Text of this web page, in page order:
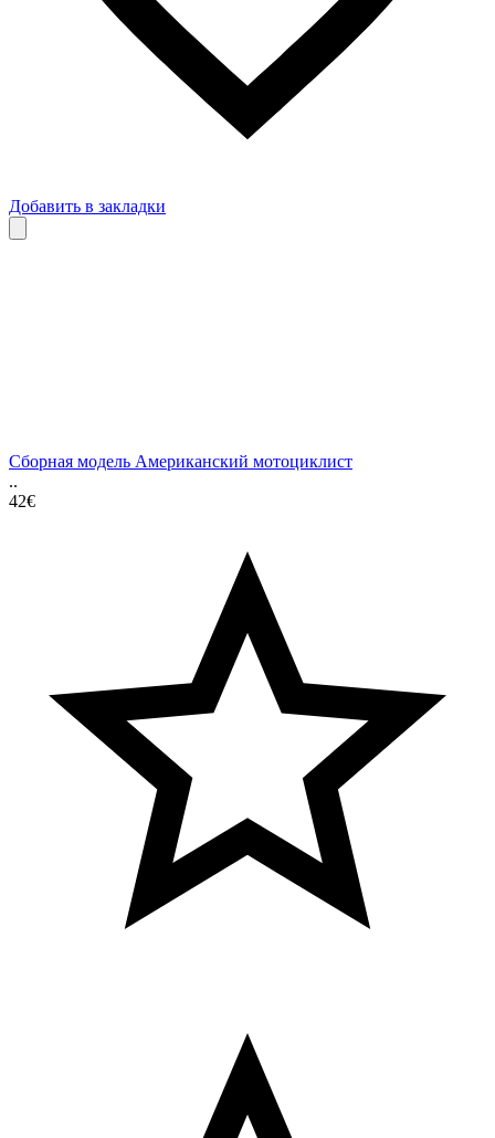
Добавить в закладки
Сборная модель Американский мотоциклист
..
42€